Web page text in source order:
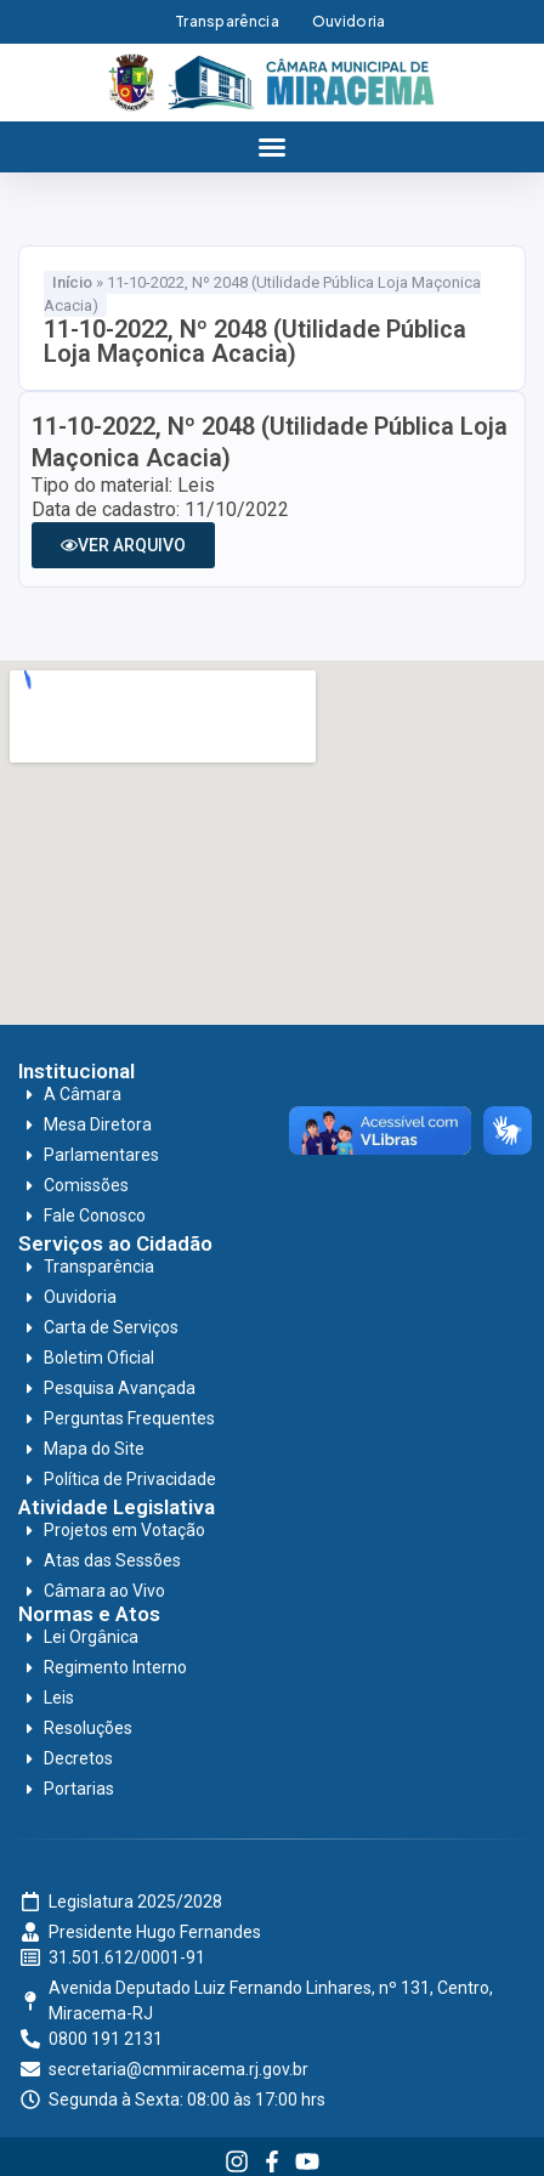
Transparência Ouvidoria
Início » 11-10-2022, Nº 2048 (Utilidade Pública Loja Maçonica
Acacia)
11-10-2022, Nº 2048 (Utilidade Pública
Loja Maçonica Acacia)
11-10-2022, Nº 2048 (Utilidade Pública Loja
Maçonica Acacia)
Tipo do material: Leis
Data de cadastro: 11/10/2022
VER ARQUIVO
Institucional
A Câmara
Mesa Diretora
Parlamentares
Comissões
Fale Conosco
Serviços ao Cidadão
Transparência
Ouvidoria
Carta de Serviços
Boletim Oficial
Pesquisa Avançada
Perguntas Frequentes
Mapa do Site
Política de Privacidade
Atividade Legislativa
Projetos em Votação
Atas das Sessões
Câmara ao Vivo
Normas e Atos
Lei Orgânica
Regimento Interno
Leis
Resoluções
Decretos
Portarias
Legislatura 2025/2028
Presidente Hugo Fernandes
31.501.612/0001-91
Avenida Deputado Luiz Fernando Linhares, nº 131, Centro,
Miracema-RJ
0800 191 2131
secretaria@cmmiracema.rj.gov.br
Segunda à Sexta: 08:00 às 17:00 hrs